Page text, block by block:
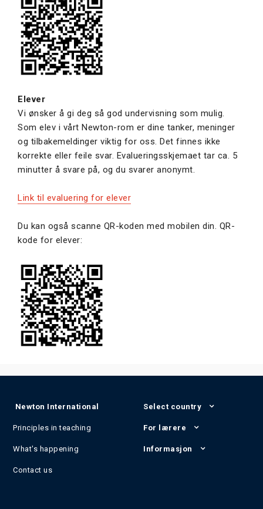
Elever
Vi ønsker å gi deg så god undervisning som mulig.
Som elev i vårt Newton-rom er dine tanker, meninger
og tilbakemeldinger viktig for oss. Det finnes ikke
korrekte eller feile svar. Evalueringsskjemaet tar ca. 5
minutter å svare på, og du svarer anonymt.
Link til evaluering for elever
Du kan også scanne QR-koden med mobilen din. QR-
kode for elever:
Newton International
Principles in teaching
What's happening
Contact us
Select country
For lærere
Informasjon